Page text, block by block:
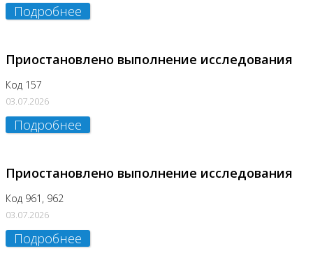
Подробнее
Приостановлено выполнение исследования
Код 157
03.07.2026
Подробнее
Приостановлено выполнение исследования
Код 961, 962
03.07.2026
Подробнее